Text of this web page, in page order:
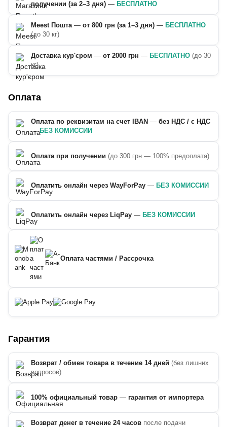
получении (за 2–3 дня) — БЕСПЛАТНО
Meest Пошта — от 800 грн (за 1–3 дня) — БЕСПЛАТНО
(до 30 кг)
Доставка кур'єром — от 2000 грн — БЕСПЛАТНО (до 30
кг)
Оплата
Оплата по реквизитам на счет IBAN — без НДС / с НДС
—БЕЗ КОМИССИИ
Оплата при получении (до 300 грн — 100% предоплата)
Оплатить онлайн через WayForPay — БЕЗ КОМИССИИ
Оплатить онлайн через LiqPay — БЕЗ КОМИССИИ
Оплата частями / Рассрочка
Гарантия
Возврат / обмен товара в течение 14 дней (без лишних
вопросов)
100% официальный товар — гарантия от импортера
Возврат денег в течение 24 часов после подачи